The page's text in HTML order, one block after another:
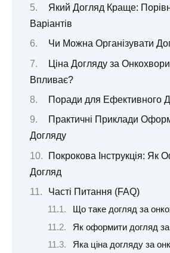
Який Догляд Краще:
Варіантів
Чи Можна Організувати
Ціна Догляду за
Впливає?
Поради для Ефективного
Практичні Приклади
Догляду
Покрокова Інструкція: Як
Догляд
Часті Питання (FAQ)
Що таке догляд за
Як оформити догляд
Яка ціна догляду за